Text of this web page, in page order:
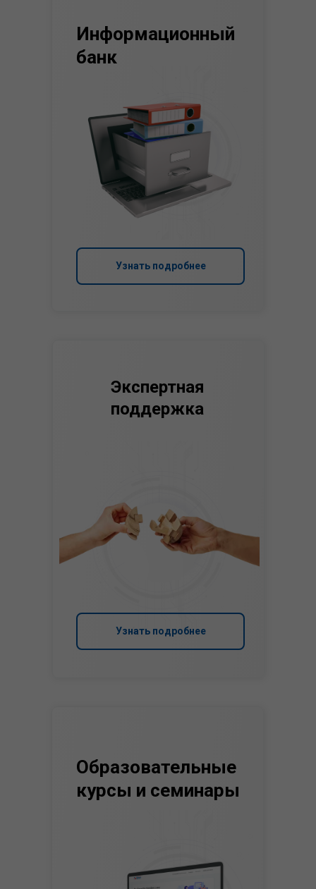
Узнать подробнее
Информационный
банк
Узнать подробнее
Экспертная
поддержка
Образовательные
курсы и семинары